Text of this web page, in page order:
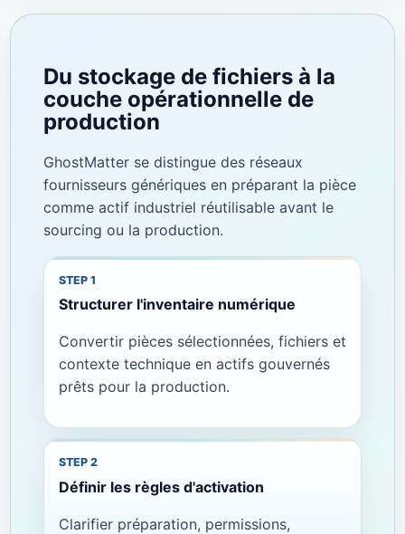
Du stockage de fichiers à la
couche opérationnelle de
production
GhostMatter se distingue des réseaux
fournisseurs génériques en préparant la pièce
comme actif industriel réutilisable avant le
sourcing ou la production.
Structurer l'inventaire numérique
Convertir pièces sélectionnées, fichiers et
contexte technique en actifs gouvernés
prêts pour la production.
Définir les règles d'activation
Clarifier préparation, permissions,